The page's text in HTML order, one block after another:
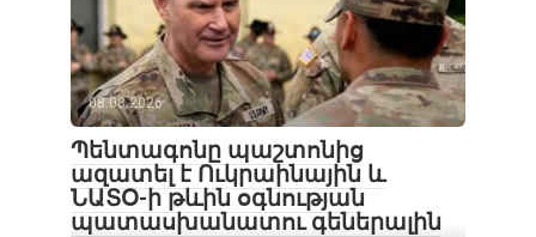
08.08.2026
Պենտագոնը պաշտոնից
ազատել է Ուկրաինային և
ՆԱՏՕ-ի թևին օգնության
պատասխանատու գեներալին